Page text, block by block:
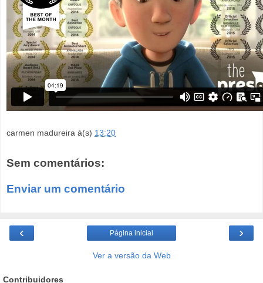
carmen madureira à(s) 13:20
Sem comentários:
Enviar um comentário
‹ ›
Página inicial
Ver a versão da Web
Contribuidores